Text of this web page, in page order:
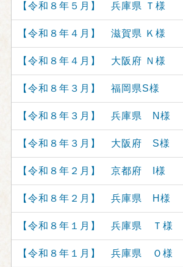
【令和８年５月】 兵庫県 Ｔ様
【令和８年４月】 滋賀県 Ｋ様
【令和８年４月】 大阪府 Ｎ様
【令和８年３月】 福岡県S様
【令和８年３月】 兵庫県 N様
【令和８年３月】 大阪府 S様
【令和８年２月】 京都府 I様
【令和８年２月】 兵庫県 H様
【令和８年１月】 兵庫県 Ｔ様
【令和８年１月】 兵庫県 Ｏ様